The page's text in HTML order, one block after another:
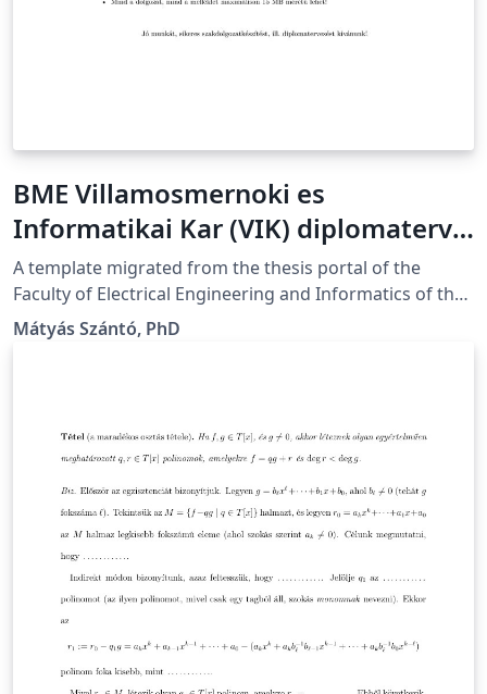
BME Villamosmernoki es
Informatikai Kar (VIK) diplomaterv
sablon
A template migrated from the thesis portal of the
Faculty of Electrical Engineering and Informatics of the
Budapest University of Technology and Economics in
Budapest, Hungary A Budapesti Műszaki és
Mátyás Szántó, PhD